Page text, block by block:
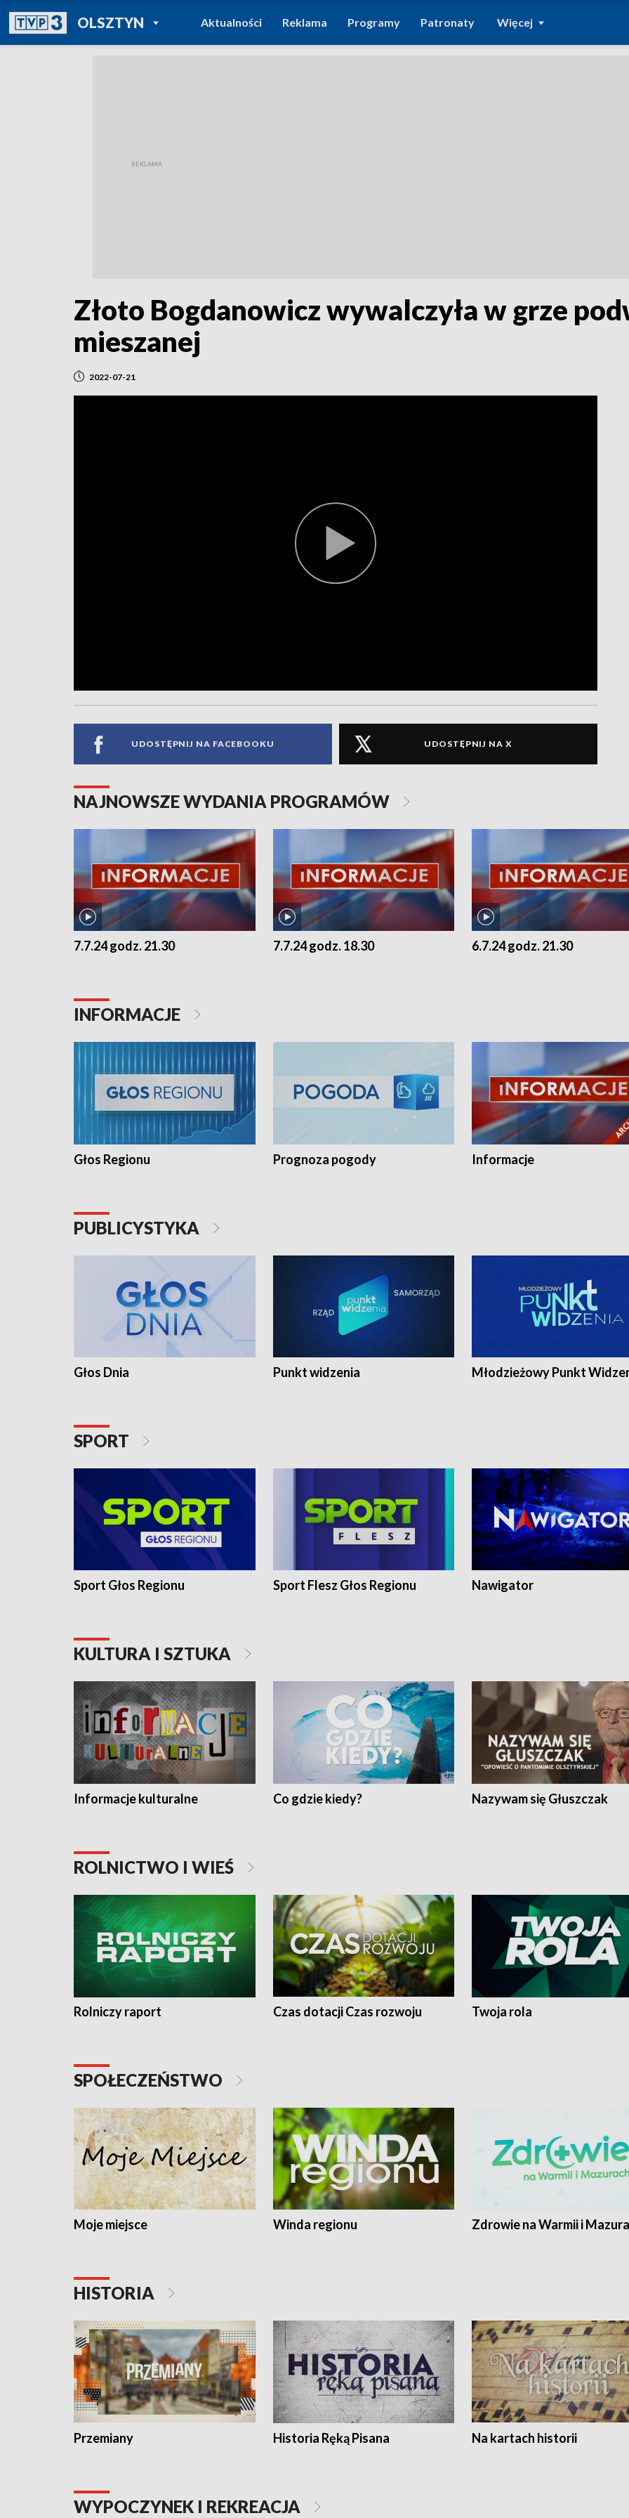
OLSZTYNPOWRÓT DO
TVP REGIONY
Aktualności Reklama Programy Patronaty Więcej
Złoto Bogdanowicz wywalczyła w grze
mieszanej
2022-07-21
UDOSTĘPNIJ NA FACEBOOKU UDOSTĘPNIJ NA X
NAJNOWSZE WYDANIA PROGRAMÓW
7.7.24 godz. 21.30 7.7.24 godz. 18.30 6.7.24 godz. 21.30
INFORMACJE
Głos Regionu Prognoza pogody Informacje
PUBLICYSTYKA
Głos Dnia Punkt widzenia Młodzieżowy Punkt
SPORT
Sport Głos Regionu Sport Flesz Głos Regionu Nawigator
KULTURA I SZTUKA
Informacje kulturalne Co gdzie kiedy? Nazywam się Głuszczak
ROLNICTWO I WIEŚ
Rolniczy raport Czas dotacji Czas rozwoju Twoja rola
SPOŁECZEŃSTWO
Moje miejsce Winda regionu Zdrowie na Warmii i
HISTORIA
Przemiany Historia Ręką Pisana Na kartach historii
WYPOCZYNEK I REKREACJA